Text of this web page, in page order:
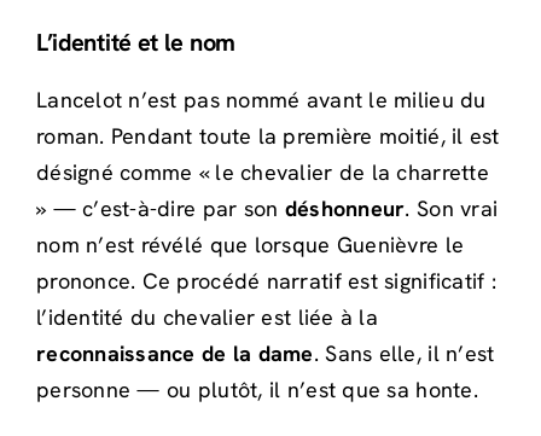
L’identité et le nom
Lancelot n’est pas nommé avant le milieu du
roman. Pendant toute la première moitié, il est
désigné comme « le chevalier de la charrette
» — c’est-à-dire par son déshonneur. Son vrai
nom n’est révélé que lorsque Guenièvre le
prononce. Ce procédé narratif est significatif :
l’identité du chevalier est liée à la
reconnaissance de la dame. Sans elle, il n’est
personne — ou plutôt, il n’est que sa honte.